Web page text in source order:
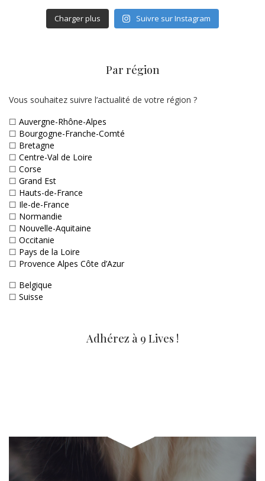
Charger plus Suivre sur Instagram
Par région
Vous souhaitez suivre l’actualité de votre région ?
☐ Auvergne-Rhône-Alpes
☐ Bourgogne-Franche-Comté
☐ Bretagne
☐ Centre-Val de Loire
☐ Corse
☐ Grand Est
☐ Hauts-de-France
☐ Ile-de-France
☐ Normandie
☐ Nouvelle-Aquitaine
☐ Occitanie
☐ Pays de la Loire
☐ Provence Alpes Côte d’Azur
☐ Belgique
☐ Suisse
Adhérez à 9 Lives !